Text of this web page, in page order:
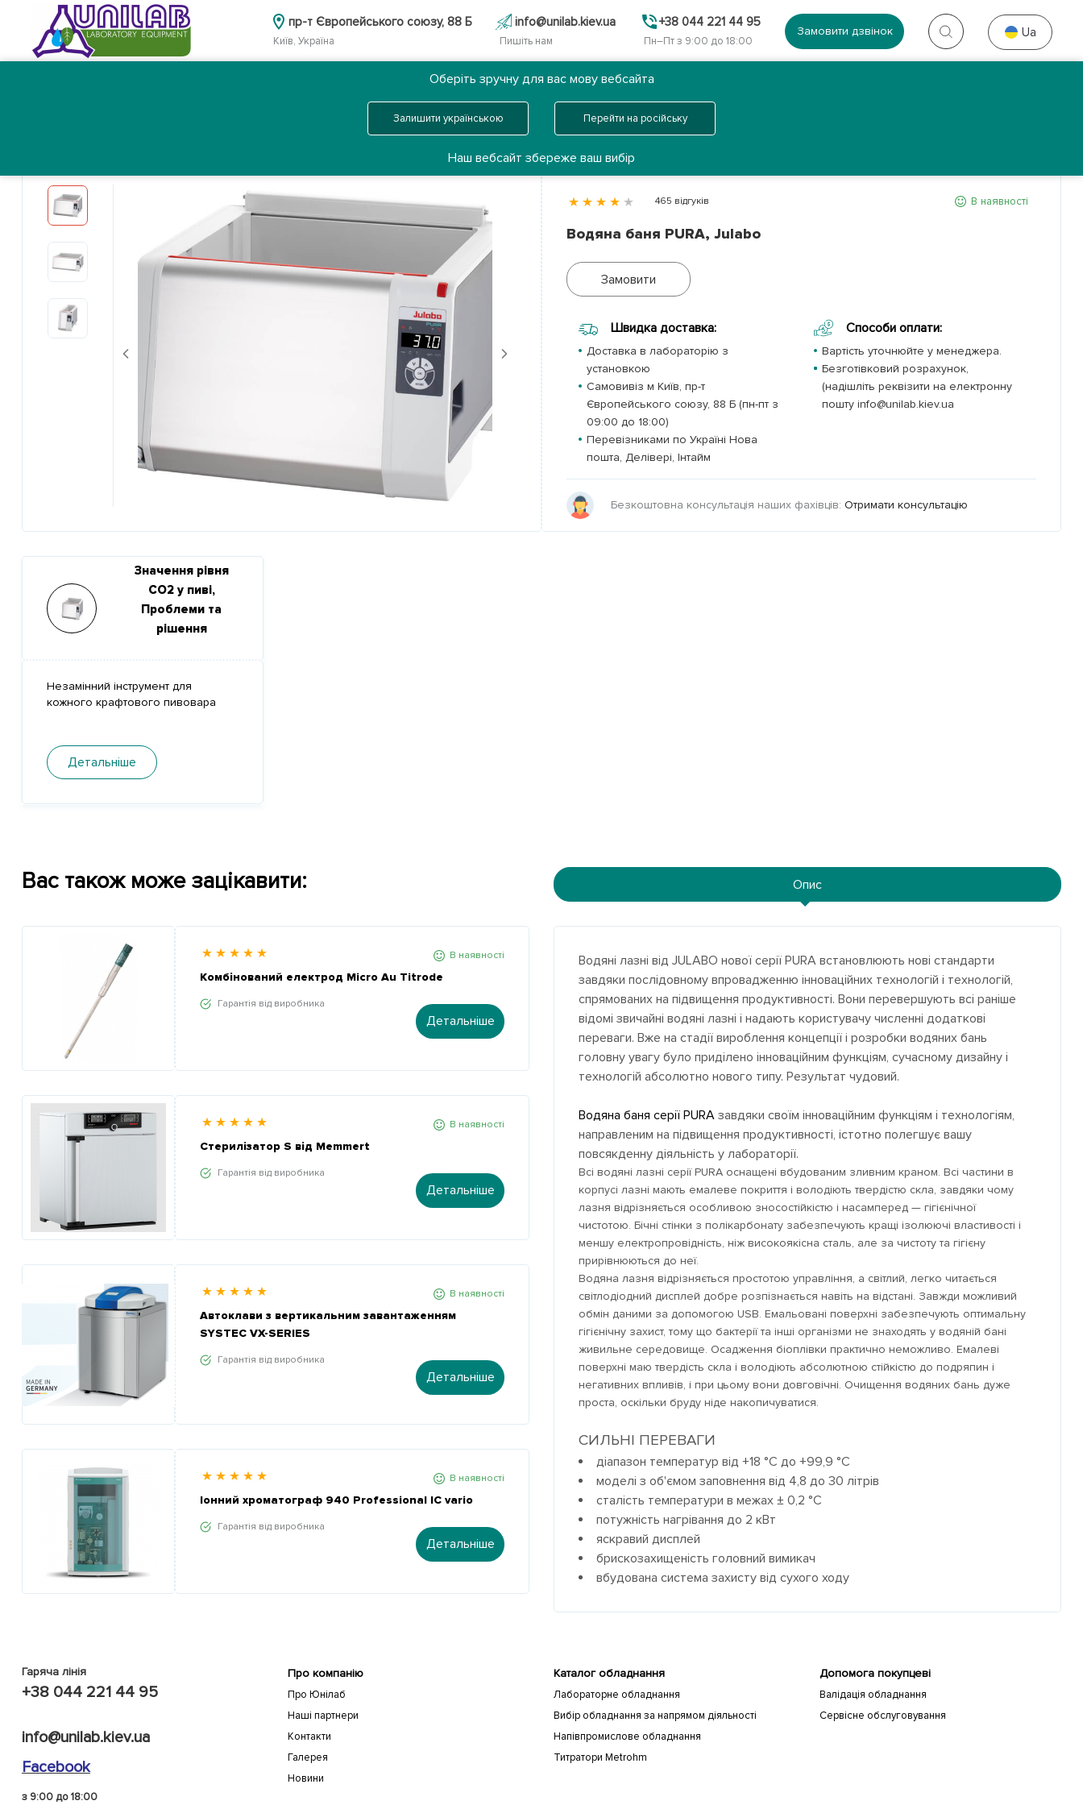
пр-т Європейського союзу, 88 Б
Київ, Україна
info@unilab.kiev.ua
Пишіть нам
+38 044 221 44 95
Пн–Пт з 9:00 до 18:00
Замовити дзвінок Ua
Послуги Партнери
Вибір обладнання за напрямом діяльності Аналіз нафтопродуктів Водяна баня PURA, Julabo
Previous Next
465 відгуків В наявності
Водяна баня PURA, Julabo
Замовити
Швидка доставка:
Доставка в лабораторію з
установкою
Самовивіз м Київ, пр-т
Європейського союзу, 88 Б (пн-пт з
09:00 до 18:00)
Перевізниками по Україні Нова
пошта, Делівері, Інтайм
Способи оплати:
Вартість уточнюйте у менеджера.
Безготівковий розрахунок,
(надішліть реквізити на електронну
пошту info@unilab.kiev.ua
Безкоштовна консультація наших фахівців: Отримати консультацію
Значення рівня
CO2 у пиві,
Проблеми та
рішення
Незамінний інструмент для
кожного крафтового пивовара
Детальніше
Вас також може зацікавити:
В наявності
Комбінований електрод Micro Au Titrode
Гарантія від виробника
Детальніше
В наявності
Стерилізатор S від Memmert
Гарантія від виробника
Детальніше
В наявності
Автоклави з вертикальним завантаженням
SYSTEC VX-SERIES
Гарантія від виробника
Детальніше
В наявності
Іонний хроматограф 940 Professional IC vario
Гарантія від виробника
Детальніше
Опис
Водяні лазні від JULABO нової серії PURA встановлюють нові стандарти
завдяки послідовному впровадженню інноваційних технологій і технологій,
спрямованих на підвищення продуктивності. Вони перевершують всі раніше
відомі звичайні водяні лазні і надають користувачу численні додаткові
переваги. Вже на стадії вироблення концепції і розробки водяних бань
головну увагу було приділено інноваційним функціям, сучасному дизайну і
технологій абсолютно нового типу. Результат чудовий.
Водяна баня серії PURA завдяки своїм інноваційним функціям і технологіям,
направленим на підвищення продуктивності, істотно полегшує вашу
повсякденну діяльність у лабораторії.
Всі водяні лазні серії PURA оснащені вбудованим зливним краном. Всі частини в
корпусі лазні мають емалеве покриття і володіють твердістю скла, завдяки чому
лазня відрізняється особливою зносостійкістю і насамперед — гігієнічної
чистотою. Бічні стінки з полікарбонату забезпечують кращі ізолюючі властивості і
меншу електропровідність, ніж високоякісна сталь, але за чистоту та гігієну
прирівнюються до неї.
Водяна лазня відрізняється простотою управління, а світлий, легко читається
світлодіодний дисплей добре розпізнається навіть на відстані. Завжди можливий
обмін даними за допомогою USB. Емальовані поверхні забезпечують оптимальну
гігієнічну захист, тому що бактерії та інші організми не знаходять у водяній бані
живильне середовище. Осадження біоплівки практично неможливо. Емалеві
поверхні маю твердість скла і володіють абсолютною стійкістю до подряпин і
негативних впливів, і при цьому вони довговічні. Очищення водяних бань дуже
проста, оскільки бруду ніде накопичуватися.
СИЛЬНІ ПЕРЕВАГИ
діапазон температур від +18 °C до +99,9 °C
моделі з об'ємом заповнення від 4,8 до 30 літрів
сталість температури в межах ± 0,2 °C
потужність нагрівання до 2 кВт
яскравий дисплей
брискозахищеність головний вимикач
вбудована система захисту від сухого ходу
Гаряча лінія
+38 044 221 44 95
info@unilab.kiev.ua
Facebook
з 9:00 до 18:00
Про компанію
Про Юнілаб
Наші партнери
Контакти
Галерея
Новини
Каталог обладнання
Лабораторне обладнання
Вибір обладнання за напрямом діяльності
Напівпромислове обладнання
Титратори Metrohm
Допомога покупцеві
Валідація обладнання
Сервісне обслуговування
Оберіть зручну для вас мову вебсайта
Залишити українською Перейти на російську
Наш вебсайт збереже ваш вибір